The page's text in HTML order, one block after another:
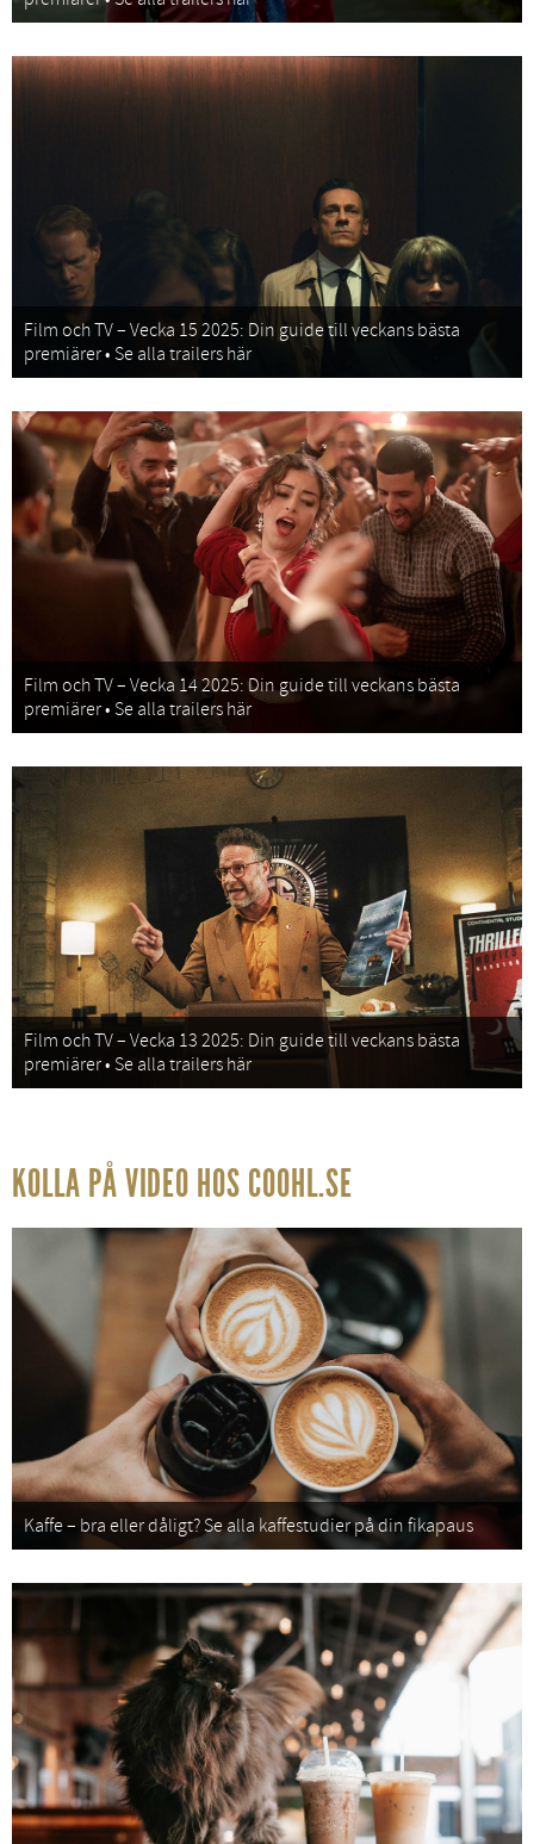
Film och TV – Vecka 15 2025: Din guide till veckans bästa
premiärer • Se alla trailers här
Film och TV – Vecka 14 2025: Din guide till veckans bästa
premiärer • Se alla trailers här
Film och TV – Vecka 13 2025: Din guide till veckans bästa
premiärer • Se alla trailers här
KOLLA PÅ VIDEO HOS COOHL.SE
Kaffe – bra eller dåligt? Se alla kaffestudier på din fikapaus